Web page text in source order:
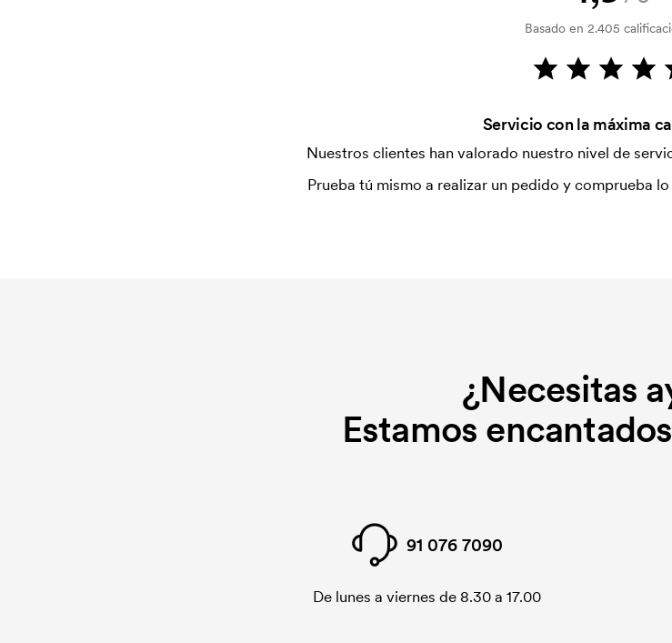
Basado en 2.405
Servicio con la máxima
Nuestros clientes han valorado nuestro nivel de
Prueba tú mismo a realizar un pedido y comprueba
¿Necesitas
Estamos
91 076 7090
De lunes a viernes de 8.30 a 17.00